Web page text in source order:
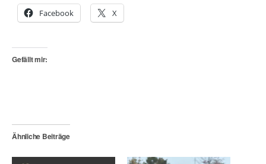
Facebook X
Gefällt mir:
Ähnliche Beiträge